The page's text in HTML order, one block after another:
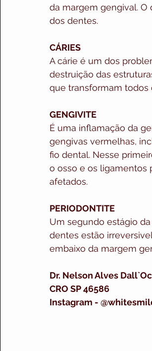
da margem gengival.
dos dentes.
CÁRIES
A cárie é um dos
destruição das
que transformam todos
GENGIVITE
É uma inflamação da
gengivas vermelhas,
fio dental. Nesse
o osso e os ligamentos
afetados.
PERIODONTITE
Um segundo estágio
dentes estão
embaixo da margem
Dr. Nelson Alves
CRO SP 46586
Instagram -